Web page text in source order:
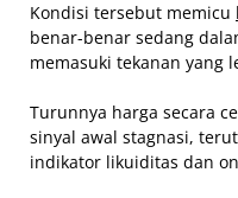
Kondisi tersebut memicu
benar-benar sedang
memasuki tekanan yang
Turunnya harga secara
sinyal awal stagnasi,
indikator likuiditas dan